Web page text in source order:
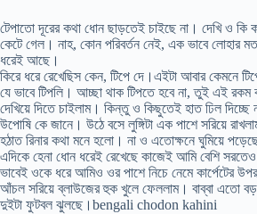
টেপাতো দূরের কথা ধোন ছাড়তেই চাইছে না। দেখি ও কি
কেটে গেল। নাহ, কোন পরিবর্তন নেই, এক ভাবে লোহার
ধরেই আছে।
কিরে ধরে রেখেছিস কেন, টিপে দে।এইটা আবার কেমনে
যে ভাবে টিপলি। আচ্ছা থাক টিপতে হবে না, তুই এই রকম
দেখিয়ে দিতে চাইলাম। কিন্তু ও কিছুতেই হাত ঢিল
উপোষি কে জানে। উঠে বসে লুঙ্গিটা এক পাশে সরিয়ে
হঠাত রিনার কথা মনে হলো। না ও এতোক্ষনে ঘুমিয়ে
এদিকে হেনা ধোন ধরেই রেখেছে কাজেই আমি বেশি
ভাবেই ওকে ধরে আমিও ওর পাশে নিচে নেমে কার্পেটের উপর
আঁচল সরিয়ে ব্লাউজের হুক খুলে ফেললাম। বাব্বা এতো
দুইটা ফুটবল ঝুলছে।bengali chodon kahini